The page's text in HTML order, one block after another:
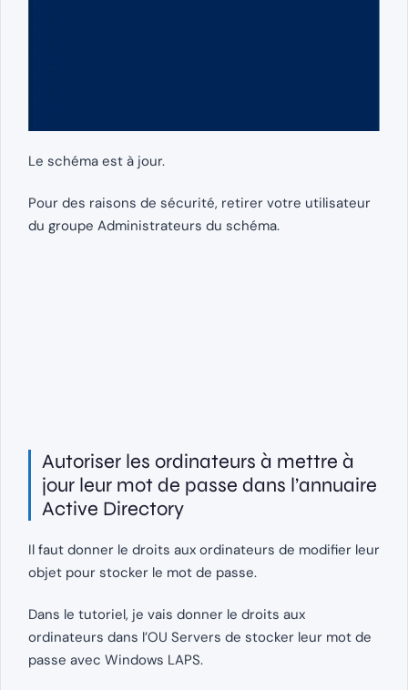
Le schéma est à jour.
Pour des raisons de sécurité, retirer votre utilisateur
du groupe Administrateurs du schéma.
Autoriser les ordinateurs à mettre à
jour leur mot de passe dans l’annuaire
Active Directory
Il faut donner le droits aux ordinateurs de modifier leur
objet pour stocker le mot de passe.
Dans le tutoriel, je vais donner le droits aux
ordinateurs dans l’OU Servers de stocker leur mot de
passe avec Windows LAPS.